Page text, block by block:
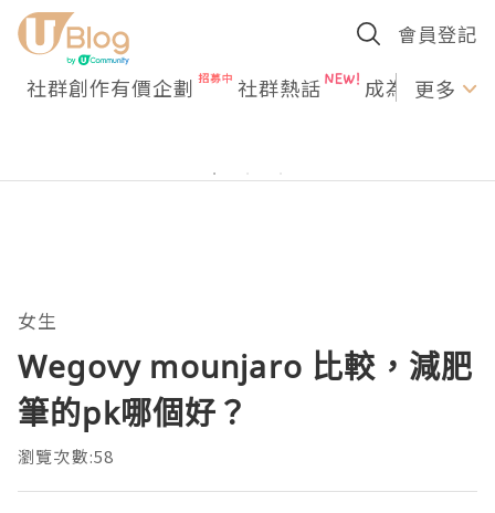
會員登記
社群創作有價企劃 社群熱話 成為U更多
女生
Wegovy mounjaro 比較，減肥
筆的pk哪個好？
瀏覽次數:58